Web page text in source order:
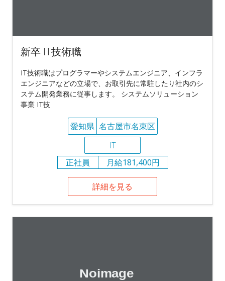
新卒 IT技術職
IT技術職はプログラマーやシステムエンジニア、インフラ
エンジニアなどの立場で、お取引先に常駐したり社内のシ
ステム開発業務に従事します。 システムソリューション
事業 IT技
愛知県 名古屋市名東区
IT
正社員
月給181,400円
詳細を見る